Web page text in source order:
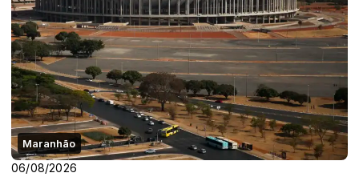
Maranhão
06/08/2026